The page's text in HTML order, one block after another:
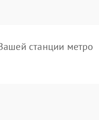
станции метро